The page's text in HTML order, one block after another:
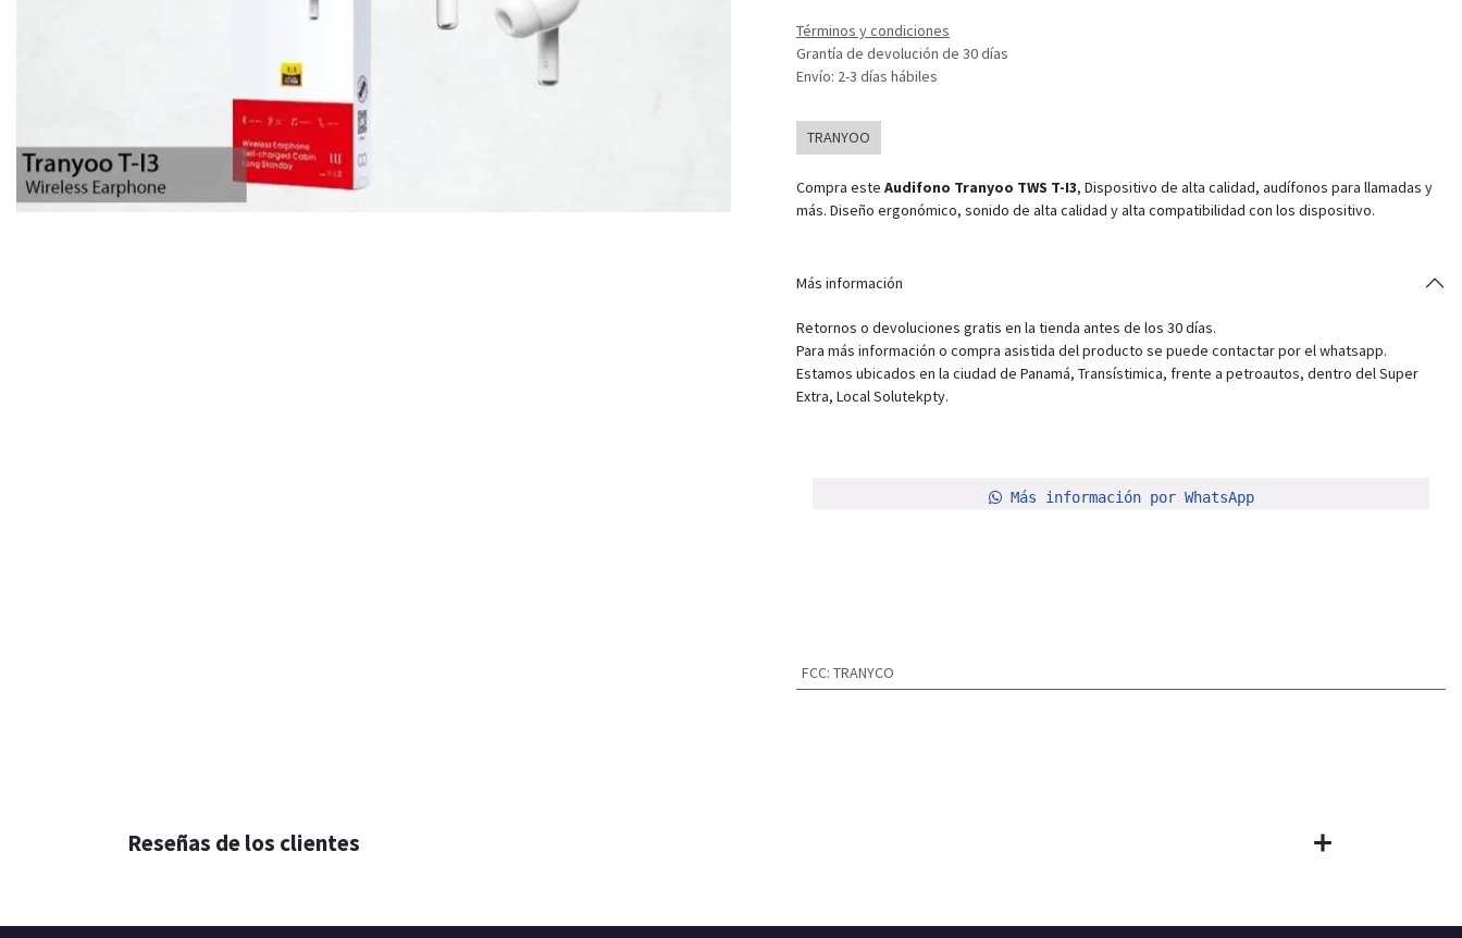
Términos y condiciones
Grantía de devolución de 30 días
Envío: 2-3 días hábiles
TRANYOO
Compra este Audifono Tranyoo TWS T-I3, Dispositivo de alta calidad, audífonos para llamadas y
más. Diseño ergonómico, sonido de alta calidad y alta compatibilidad con los dispositivo.
Más información
Retornos o devoluciones gratis en la tienda antes de los 30 días.
Para más información o compra asistida del producto se puede contactar por el whatsapp.
Estamos ubicados en la ciudad de Panamá, Transístimica, frente a petroautos, dentro del Super
Extra, Local Solutekpty.
Más información por WhatsApp
FCC: TRANYCO
Reseñas de los clientes